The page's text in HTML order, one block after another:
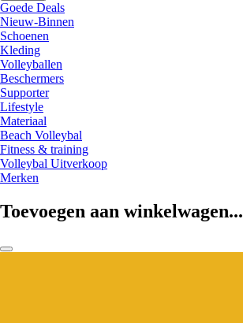
Goede Deals
Nieuw-Binnen
Schoenen
Kleding
Volleyballen
Beschermers
Supporter
Lifestyle
Materiaal
Beach Volleybal
Fitness & training
Volleybal Uitverkoop
Merken
Toevoegen aan winkelwagen...